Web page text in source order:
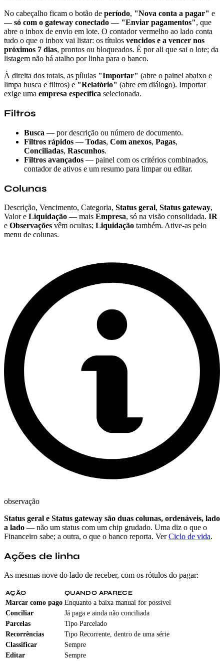
No cabeçalho ficam o botão de período, "Nova conta a pagar" e
— só com o gateway conectado — "Enviar pagamentos", que
abre o inbox de envio em lote. O contador vermelho ao lado conta
tudo o que o inbox vai listar: os títulos vencidos e a vencer nos
próximos 7 dias, prontos ou bloqueados. É por ali que sai o lote; da
listagem não há atalho por linha para o banco.
À direita dos totais, as pílulas "Importar" (abre o painel abaixo e
limpa busca e filtros) e "Relatório" (abre em diálogo). Importar
exige uma empresa específica selecionada.
Filtros
Busca — por descrição ou número de documento.
Filtros rápidos — Todas, Com anexos, Pagas,
Conciliadas, Rascunhos.
Filtros avançados — painel com os critérios combinados,
contador de ativos e um resumo para limpar ou editar.
Colunas
Descrição, Vencimento, Categoria, Status geral, Status gateway,
Valor e Liquidação — mais Empresa, só na visão consolidada. IR
e Observações vêm ocultas; Liquidação também. Ative-as pelo
menu de colunas.
observação
Status geral e Status gateway são duas colunas, ordenáveis, lado
a lado — não um status com um chip grudado. Uma diz o que o
Financeiro sabe; a outra, o que o banco reporta. VerCiclo de vida.
Ações de linha
As mesmas nove do lado de receber, com os rótulos do pagar:
AÇÃO QUANDO APARECE
Marcar como pago Enquanto a baixa manual for possível
Conciliar
Já paga e ainda não conciliada
Parcelas
Tipo Parcelado
Recorrências
Tipo Recorrente, dentro de uma série
Classificar
Sempre
Editar
Sempre